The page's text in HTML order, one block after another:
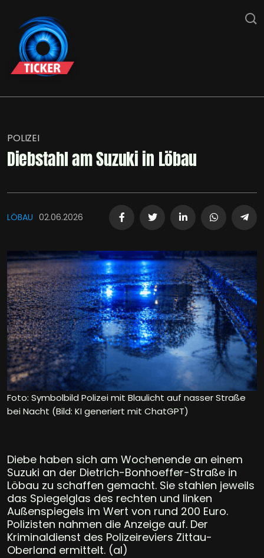
POLIZEI
Diebstahl am Suzuki in Löbau
LÖBAU 02.06.2026
Foto: Symbolbild Polizei mit Blaulicht auf nasser Straße
bei Nacht (Bild: KI generiert mit ChatGPT)
Diebe haben sich am Wochenende an einem
Suzuki an der Dietrich-Bonhoeffer-Straße in
Löbau zu schaffen gemacht. Sie stahlen jeweils
das Spiegelglas des rechten und linken
Außenspiegels im Wert von rund 200 Euro.
Polizisten nahmen die Anzeige auf. Der
Kriminaldienst des Polizeireviers Zittau-
Oberland ermittelt. (al)